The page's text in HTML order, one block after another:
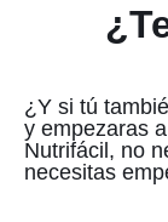
¿Y si tú
y empezaras
Nutrifácil, no
necesitas